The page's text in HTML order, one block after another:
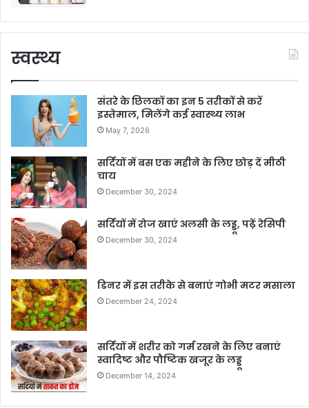
स्वस्थ्य
संतरे के छिलकों का इन 5 तरीकों से करें
इस्तेमाल, मिलेंगे कई स्वास्थ्य लाभ
May 7, 2026
सर्दियों में बस एक महीने के लिए छोड़ दें मीठी
चाय
December 30, 2024
सर्दियों में रोज खाएं अलसी के लड्डू, पढ़ें रेसिपी
December 30, 2024
डिनर में इस तरीके से बनाएं गोभी मटर मसाला
December 24, 2024
सर्दियों में शरीर को गर्म रखने के लिए बनाएं
स्वादिष्ट और पौष्टिक खजूर के लड्डू
December 14, 2024